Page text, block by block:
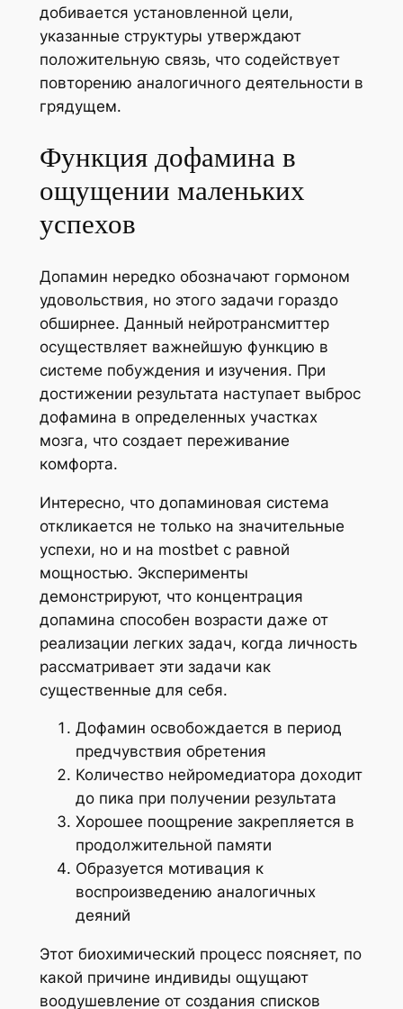
добивается установленной цели,
указанные структуры утверждают
положительную связь, что содействует
повторению аналогичного деятельности в
грядущем.
Функция дофамина в
ощущении маленьких
успехов
Допамин нередко обозначают гормоном
удовольствия, но этого задачи гораздо
обширнее. Данный нейротрансмиттер
осуществляет важнейшую функцию в
системе побуждения и изучения. При
достижении результата наступает выброс
дофамина в определенных участках
мозга, что создает переживание
комфорта.
Интересно, что допаминовая система
откликается не только на значительные
успехи, но и на mostbet с равной
мощностью. Эксперименты
демонстрируют, что концентрация
допамина способен возрасти даже от
реализации легких задач, когда личность
рассматривает эти задачи как
существенные для себя.
Дофамин освобождается в период
предчувствия обретения
Количество нейромедиатора доходит
до пика при получении результата
Хорошее поощрение закрепляется в
продолжительной памяти
Образуется мотивация к
воспроизведению аналогичных
деяний
Этот биохимический процесс поясняет, по
какой причине индивиды ощущают
воодушевление от создания списков